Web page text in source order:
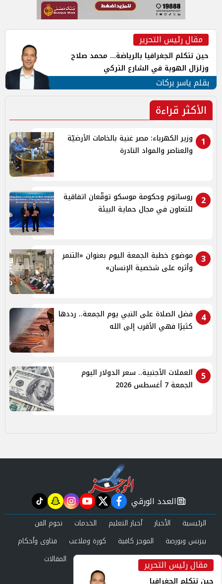
مقال رئيس التحرير
حين تتكلم الجغرافيا بالرياضة... محمد صلاح
وزلزال الهوية في الشارع التركي
بقلم ياسر بركات
الأكثر قراءة
1
وزير الكهرباء: مصر غنية بالخامات الأرضيّة
والعناصر والمواد النادرة
2
روساتوم وحكومة موسكو توقّعان اتفاقية
للتعاون في مجال حماية البيئة
3
موضوع خطبة الجمعة اليوم بعنوان «التنمر
وأثره على شخصية الإنسان»
4
فضل الصلاة على النبي يوم الجمعة.. رددها
كثيرًا فهي الأقرب إلى الله
5
العملات الأجنبية.. سعر الدولار اليوم
الجمعة 7 أغسطس 2026
مقال رئيس التحرير
حين تتكلم الجغرافيا
newspaper
العدد الورقي facebook
twitter
youtube
instagram
snapchat
tiktok
الرئيسية الأخبار أخبار التعليم الخدمات
نجوم الفن
بيزنس وبورصة
الموجز كافية كورة وملاعب
فتاوى وأحكام
صحة وجمال
عرب وعالم حوادث ومحاكم
المقالات
العدد الورقي